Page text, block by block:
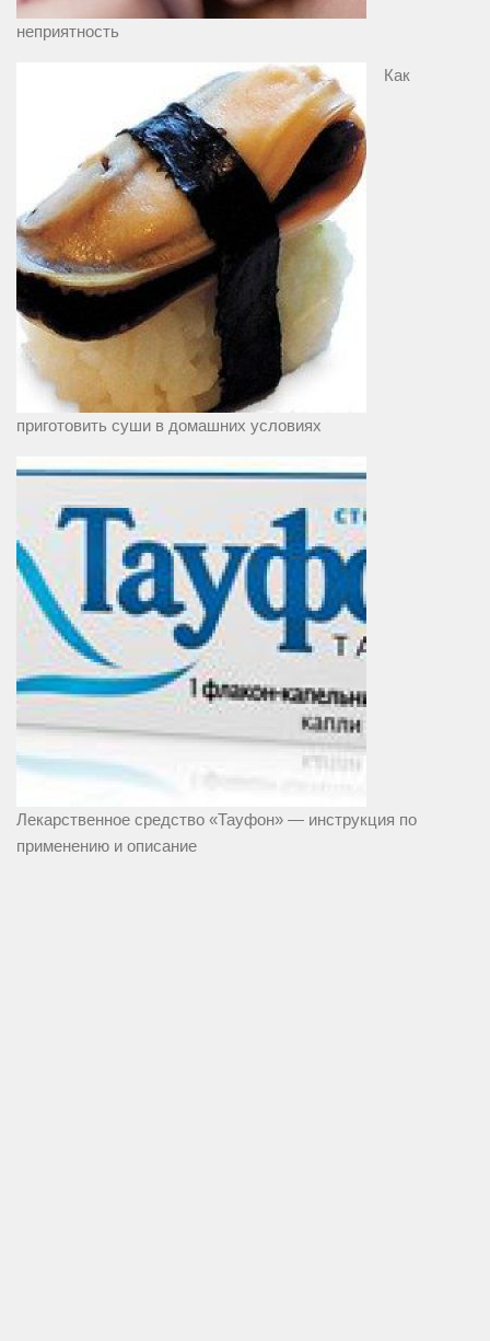
неприятность
Как
приготовить суши в домашних условиях
Лекарственное средство «Тауфон» — инструкция по
применению и описание